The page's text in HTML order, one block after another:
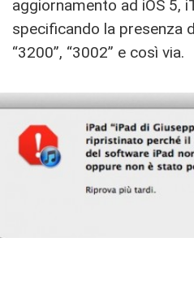
aggiornamento ad iOS 5,
specificando la presenza
“3200”, “3002” e così via.